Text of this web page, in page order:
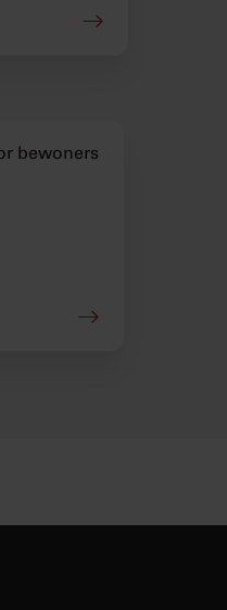
bewoners